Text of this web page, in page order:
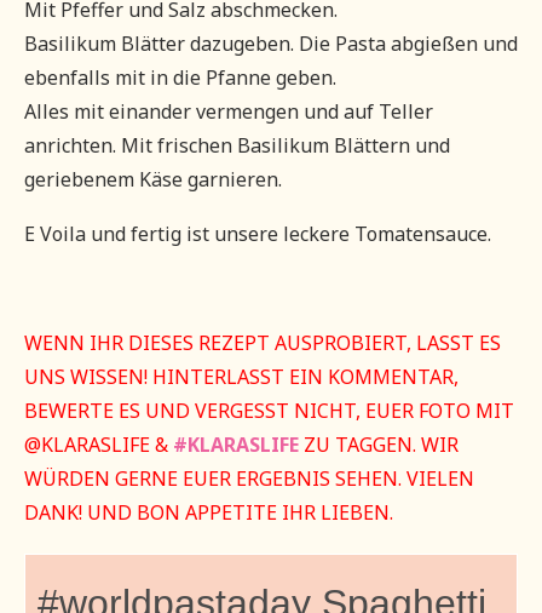
Mit Pfeffer und Salz abschmecken.
Basilikum Blätter dazugeben. Die Pasta abgießen und
ebenfalls mit in die Pfanne geben.
Alles mit einander vermengen und auf Teller
anrichten. Mit frischen Basilikum Blättern und
geriebenem Käse garnieren.
E Voila und fertig ist unsere leckere Tomatensauce.
WENN IHR DIESES REZEPT AUSPROBIERT, LASST ES
UNS WISSEN! HINTERLASST EIN KOMMENTAR,
BEWERTE ES UND VERGESST NICHT, EUER FOTO MIT
@KLARASLIFE & #KLARASLIFE ZU TAGGEN. WIR
WÜRDEN GERNE EUER ERGEBNIS SEHEN. VIELEN
DANK! UND BON APPETITE IHR LIEBEN.
#worldpastaday Spaghetti